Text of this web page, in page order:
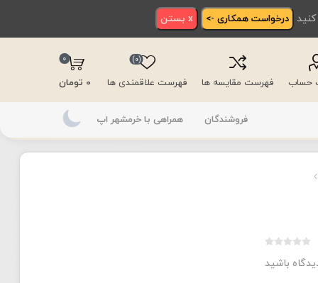
درخواست همکاری -> x بستن
حساب فهرست مقایسه ها فهرست علاقمندی ها
(0)
0
0 تومان
فروشندگان همراهی با خرمشهر اپ
باشید